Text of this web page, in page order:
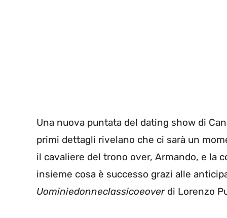
Una nuova puntata del dating show di
primi dettagli rivelano che ci sarà un
il cavaliere del trono over, Armando, e la
insieme cosa è successo grazi alle
Uominiedonneclassicoeoverdi Lorenzo